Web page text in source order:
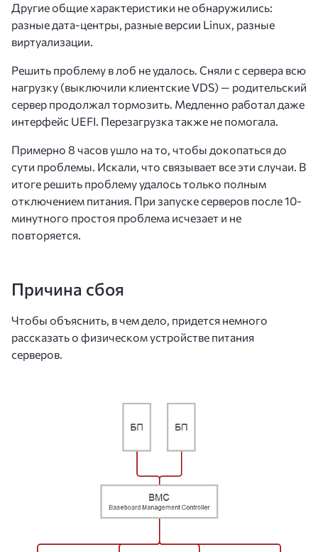
Другие общие характеристики не обнаружились:
разные дата-центры, разные версии Linux, разные
виртуализации.
Решить проблему в лоб не удалось. Сняли с сервера всю
нагрузку (выключили клиентские VDS) — родительский
сервер продолжал тормозить. Медленно работал даже
интерфейс UEFI. Перезагрузка также не помогала.
Примерно 8 часов ушло на то, чтобы докопаться до
сути проблемы. Искали, что связывает все эти случаи. В
итоге решить проблему удалось только полным
отключением питания. При запуске серверов после 10-
минутного простоя проблема исчезает и не
повторяется.
Причина сбоя
Чтобы объяснить, в чем дело, придется немного
рассказать о физическом устройстве питания
серверов.